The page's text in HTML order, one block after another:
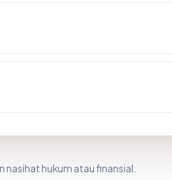
nasihat hukum atau finansial.